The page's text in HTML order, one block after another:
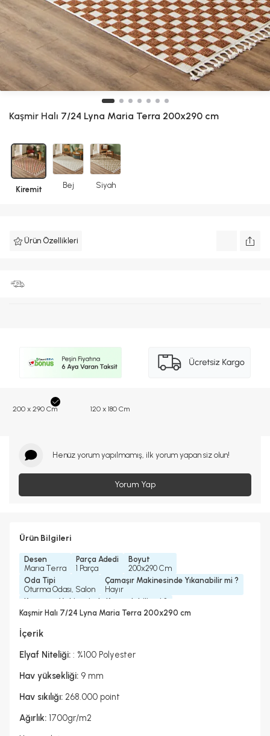
Kaşmir Halı 7/24 Lyna Maria Terra 200x290 cm
Kiremit Bej Siyah
Ürün Özellikleri
200 x 290 Cm 120 x 180 Cm
Henüz yorum yapılmamış, ilk yorum yapan siz olun!
Yorum Yap
Ürün Bilgileri
Desen
Marıa Terra
Parça Adedi
1 Parça
Boyut
200x290 Cm
Oda Tipi
Oturma Odası, Salon
Çamaşır Makinesinde Yıkanabilir mi ?
Hayır
Kurutma Makinesinde Kurutulabilir mi ?
Hayır
Hayır
5, 8
Makine Halısı
Kaşmir Halı 7/24 Lyna Maria Terra 200x290 cm
İçerik
Elyaf Niteliği: : %100 Polyester
Hav yüksekliği: 9 mm
Hav sıkılığı: 268.000 point
Ağırlık: 1700gr/m2